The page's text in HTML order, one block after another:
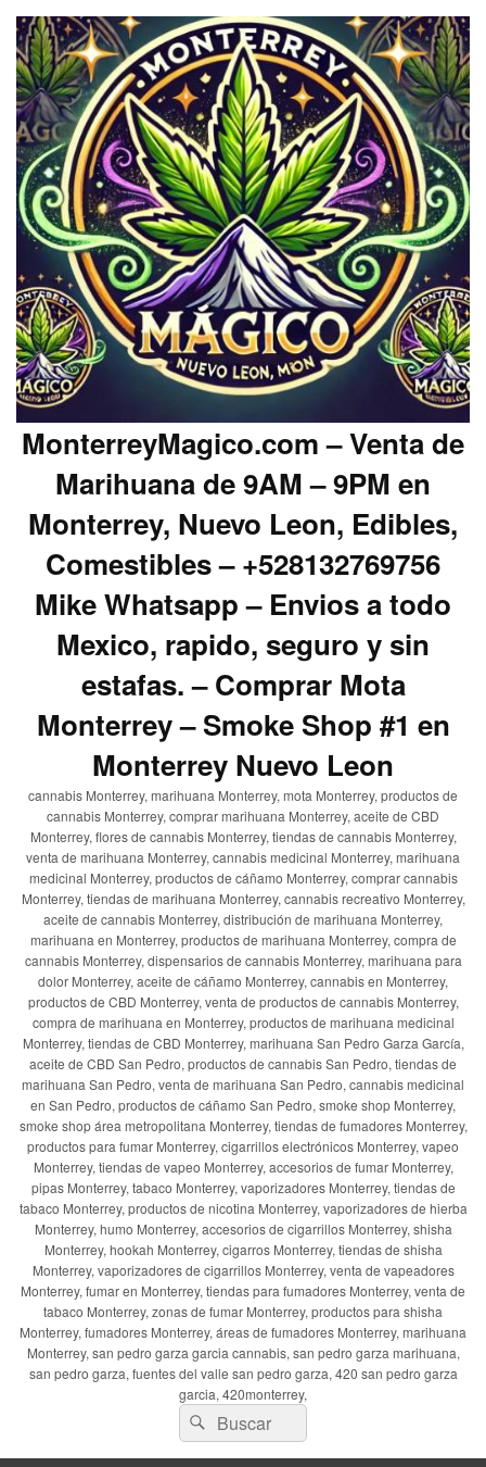
MonterreyMagico.com – Venta de
Marihuana de 9AM – 9PM en
Monterrey, Nuevo Leon, Edibles,
Comestibles – +528132769756
Mike Whatsapp – Envios a todo
Mexico, rapido, seguro y sin
estafas. – Comprar Mota
Monterrey – Smoke Shop #1 en
Monterrey Nuevo Leon
cannabis Monterrey, marihuana Monterrey, mota Monterrey, productos de
cannabis Monterrey, comprar marihuana Monterrey, aceite de CBD
Monterrey, flores de cannabis Monterrey, tiendas de cannabis Monterrey,
venta de marihuana Monterrey, cannabis medicinal Monterrey, marihuana
medicinal Monterrey, productos de cáñamo Monterrey, comprar cannabis
Monterrey, tiendas de marihuana Monterrey, cannabis recreativo Monterrey,
aceite de cannabis Monterrey, distribución de marihuana Monterrey,
marihuana en Monterrey, productos de marihuana Monterrey, compra de
cannabis Monterrey, dispensarios de cannabis Monterrey, marihuana para
dolor Monterrey, aceite de cáñamo Monterrey, cannabis en Monterrey,
productos de CBD Monterrey, venta de productos de cannabis Monterrey,
compra de marihuana en Monterrey, productos de marihuana medicinal
Monterrey, tiendas de CBD Monterrey, marihuana San Pedro Garza García,
aceite de CBD San Pedro, productos de cannabis San Pedro, tiendas de
marihuana San Pedro, venta de marihuana San Pedro, cannabis medicinal
en San Pedro, productos de cáñamo San Pedro, smoke shop Monterrey,
smoke shop área metropolitana Monterrey, tiendas de fumadores Monterrey,
productos para fumar Monterrey, cigarrillos electrónicos Monterrey, vapeo
Monterrey, tiendas de vapeo Monterrey, accesorios de fumar Monterrey,
pipas Monterrey, tabaco Monterrey, vaporizadores Monterrey, tiendas de
tabaco Monterrey, productos de nicotina Monterrey, vaporizadores de hierba
Monterrey, humo Monterrey, accesorios de cigarrillos Monterrey, shisha
Monterrey, hookah Monterrey, cigarros Monterrey, tiendas de shisha
Monterrey, vaporizadores de cigarrillos Monterrey, venta de vapeadores
Monterrey, fumar en Monterrey, tiendas para fumadores Monterrey, venta de
tabaco Monterrey, zonas de fumar Monterrey, productos para shisha
Monterrey, fumadores Monterrey, áreas de fumadores Monterrey, marihuana
Monterrey, san pedro garza garcia cannabis, san pedro garza marihuana,
san pedro garza, fuentes del valle san pedro garza, 420 san pedro garza
garcia, 420monterrey,
Buscar
por:
Buscar